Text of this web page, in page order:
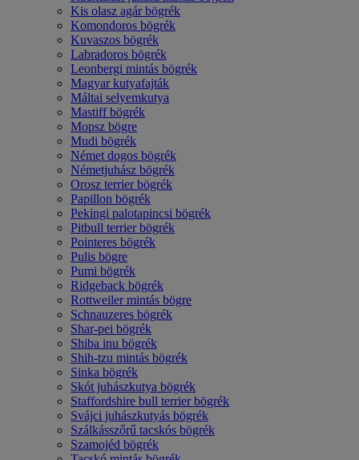
Kis olasz agár bögrék
Komondoros bögrék
Kuvaszos bögrék
Labradoros bögrék
Leonbergi mintás bögrék
Magyar kutyafajták
Máltai selyemkutya
Mastiff bögrék
Mopsz bögre
Mudi bögrék
Német dogos bögrék
Németjuhász bögrék
Orosz terrier bögrék
Papillon bögrék
Pekingi palotapincsi bögrék
Pitbull terrier bögrék
Pointeres bögrék
Pulis bögre
Pumi bögrék
Ridgeback bögrék
Rottweiler mintás bögre
Schnauzeres bögrék
Shar-pei bögrék
Shiba inu bögrék
Shih-tzu mintás bögrék
Sinka bögrék
Skót juhászkutya bögrék
Staffordshire bull terrier bögrék
Svájci juhászkutyás bögrék
Szálkásszőrű tacskós bögrék
Szamojéd bögrék